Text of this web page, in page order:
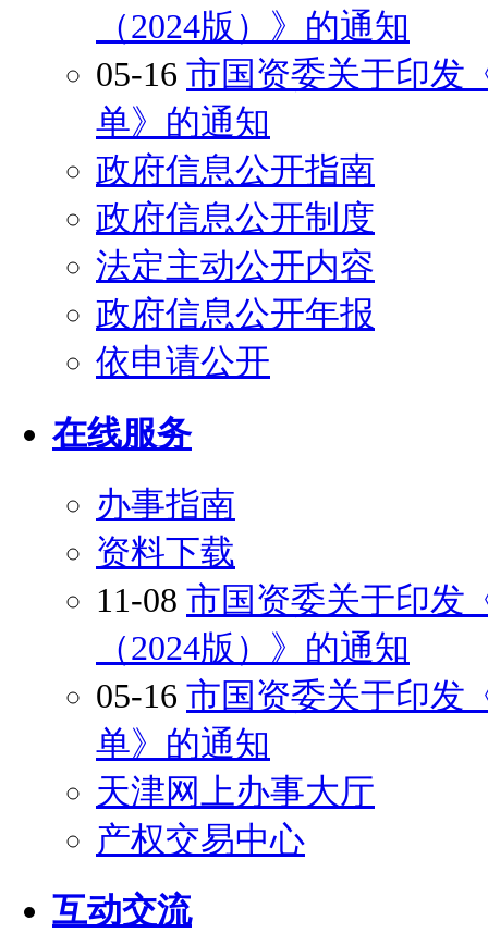
（2024版）》的通知
05-16 市国资委关于印发
单》的通知
政府信息公开指南
政府信息公开制度
法定主动公开内容
政府信息公开年报
依申请公开
在线服务
办事指南
资料下载
11-08 市国资委关于印发
（2024版）》的通知
05-16 市国资委关于印发
单》的通知
天津网上办事大厅
产权交易中心
互动交流